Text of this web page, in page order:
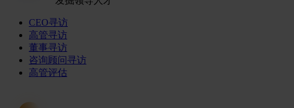
CEO寻访
高管寻访
董事寻访
咨询顾问寻访
高管评估